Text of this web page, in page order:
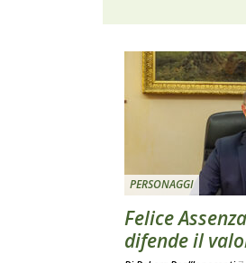
PERSONAGGI
Felice
difende il